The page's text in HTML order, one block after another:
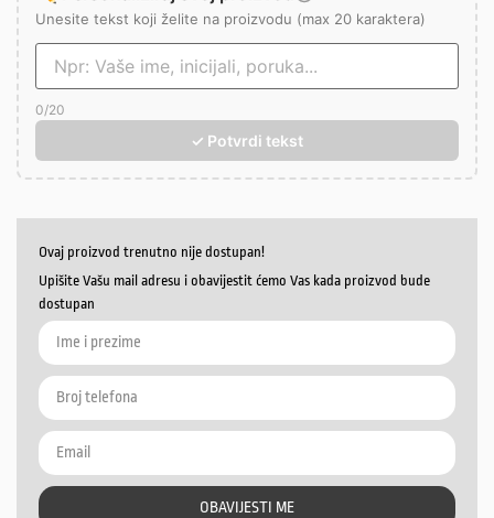
Unesite tekst koji želite na proizvodu (max 20 karaktera)
0/20
✓ Potvrdi tekst
Ovaj proizvod trenutno nije dostupan!
Upišite Vašu mail adresu i obavijestit ćemo Vas kada proizvod bude
dostupan
OBAVIJESTI ME